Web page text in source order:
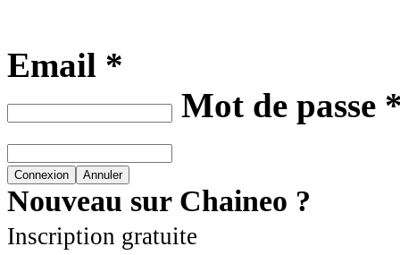
Email *
Mot de passe
Nouveau sur Chaineo ?
Inscription gratuite